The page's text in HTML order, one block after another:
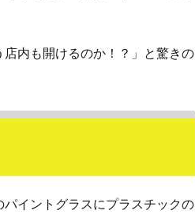
内も開けるのか！？」と驚きの
イントグラスにプラスチックの